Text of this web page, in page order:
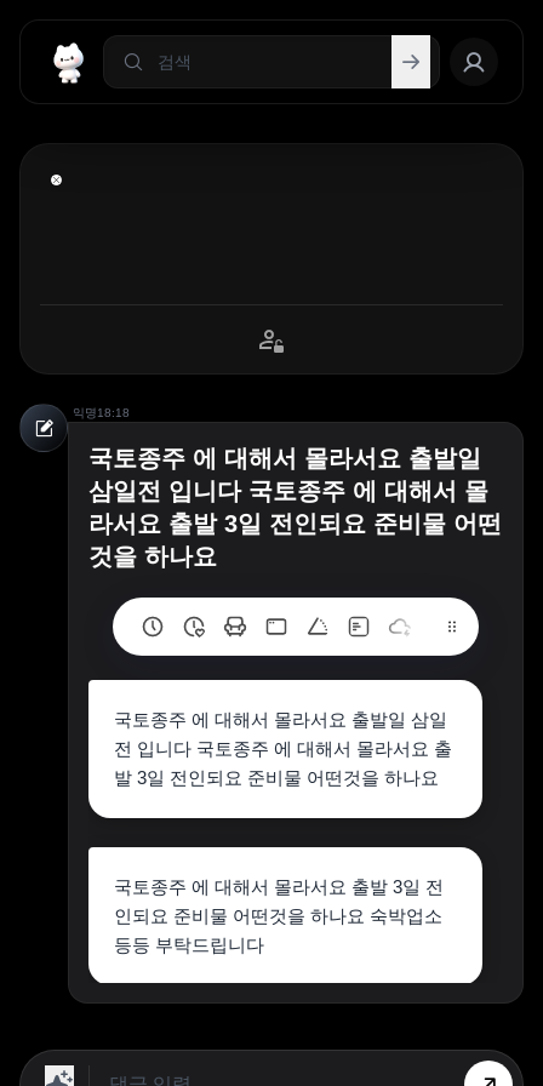
익명18:18
국토종주 에 대해서 몰라서요 출발일
삼일전 입니다 국토종주 에 대해서 몰
라서요 출발 3일 전인되요 준비물 어떤
것을 하나요
국토종주 에 대해서 몰라서요 출발일 삼일
전 입니다 국토종주 에 대해서 몰라서요 출
발 3일 전인되요 준비물 어떤것을 하나요
국토종주 에 대해서 몰라서요 출발 3일 전
인되요 준비물 어떤것을 하나요 숙박업소
등등 부탁드립니다
1 이런 문제는 주최측에 문의를 해야 할 것